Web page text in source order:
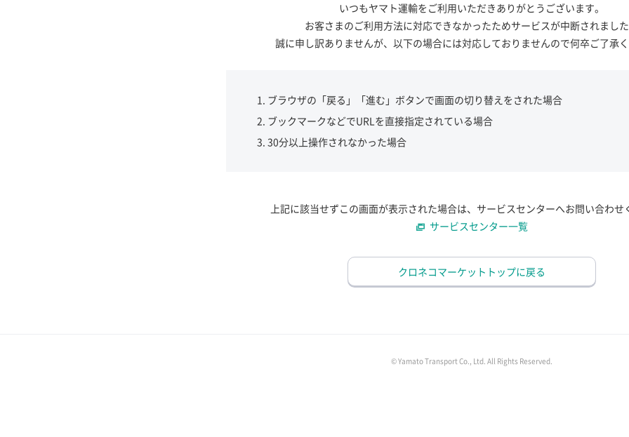
いつもヤマト運輸をご利用いただきありがとうございます。
お客さまのご利用方法に対応できなかったためサービスが中断されました
誠に申し訳ありませんが、 以下の場合には対応しておりませんので何卒ご了承く
ブラウザの「戻る」「進む」ボタンで画面の切り替えをされた場合
ブックマークなどでURLを直接指定されている場合
30分以上操作されなかった場合
上記に該当せずこの画面が表示された場合は、サービスセンターへお問い合わせ
サービスセンター一覧
クロネコマーケットトップに戻る
© Yamato Transport Co., Ltd. All Rights Reserved.